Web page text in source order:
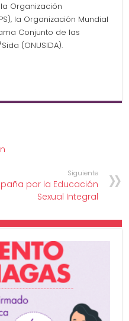
Organización
la Organización Mundial
Conjunto de las
(ONUSIDA).
Siguiente
por la Educación
Sexual Integral